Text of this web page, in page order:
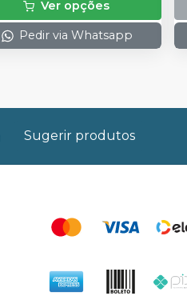
Ver opções
Pedir via Whatsapp
Sugerir produtos